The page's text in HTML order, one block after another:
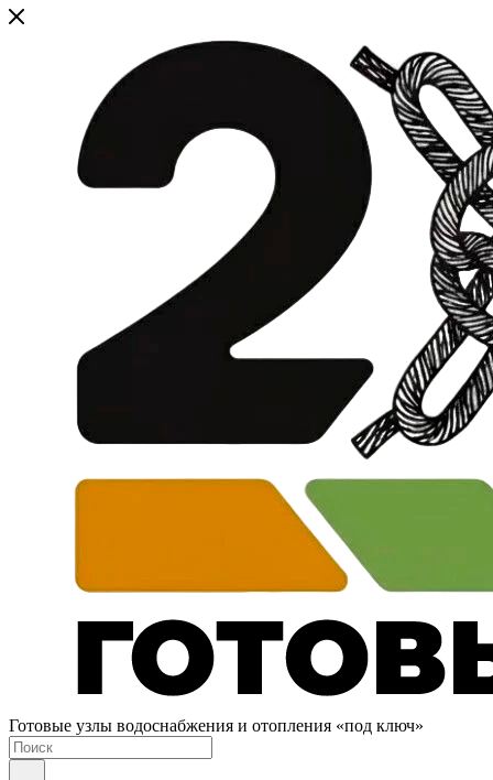
Готовые узлы водоснабжения и отопления «под ключ»